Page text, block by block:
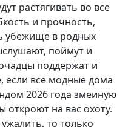
растягивать во все
и прочность,
убежище в родных
поймут и
поддержат и
если все модные дома
2026 года змеиную
на вас охоту.
то только